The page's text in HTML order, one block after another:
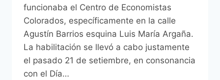
funcionaba el Centro de Economistas
Colorados, específicamente en la calle
Agustín Barrios esquina Luis María Argaña.
La habilitación se llevó a cabo justamente
el pasado 21 de setiembre, en consonancia
con el Día…